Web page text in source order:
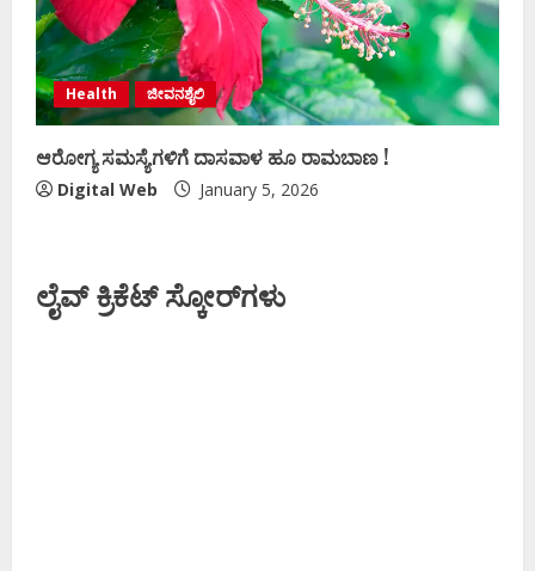
Health ಜೀವನಶೈಲಿ
ಆರೋಗ್ಯ ಸಮಸ್ಯೆಗಳಿಗೆ ದಾಸವಾಳ ಹೂ ರಾಮಬಾಣ !
Digital Web January 5, 2026
ಲೈವ್ ಕ್ರಿಕೆಟ್ ಸ್ಕೋರ್‌ಗಳು